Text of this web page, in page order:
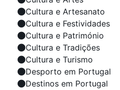
Cultura e Artesanato
Cultura e Festividades
Cultura e Património
Cultura e Tradições
Cultura e Turismo
Desporto em Portugal
Destinos em Portugal